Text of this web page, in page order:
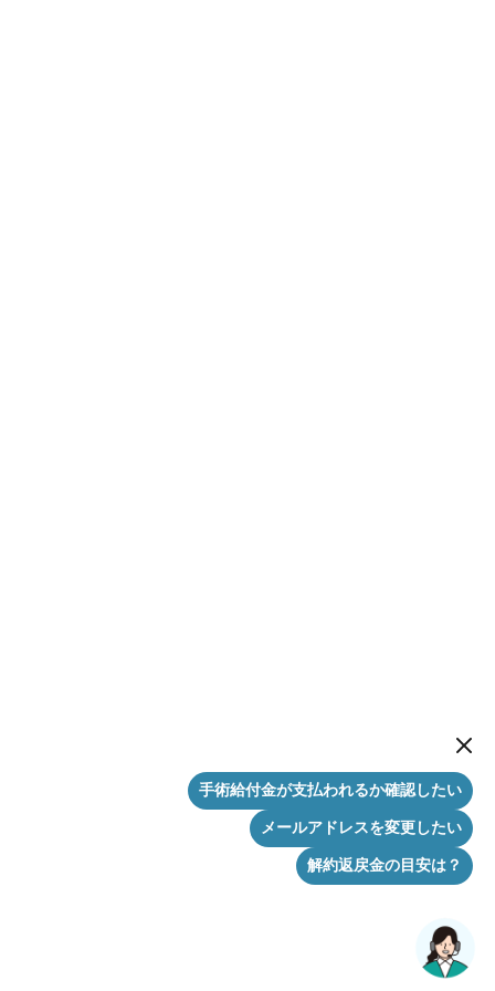
New
手術給付金が支払われるか確認したい
メールアドレスを変更したい
解約返戻金の目安は？